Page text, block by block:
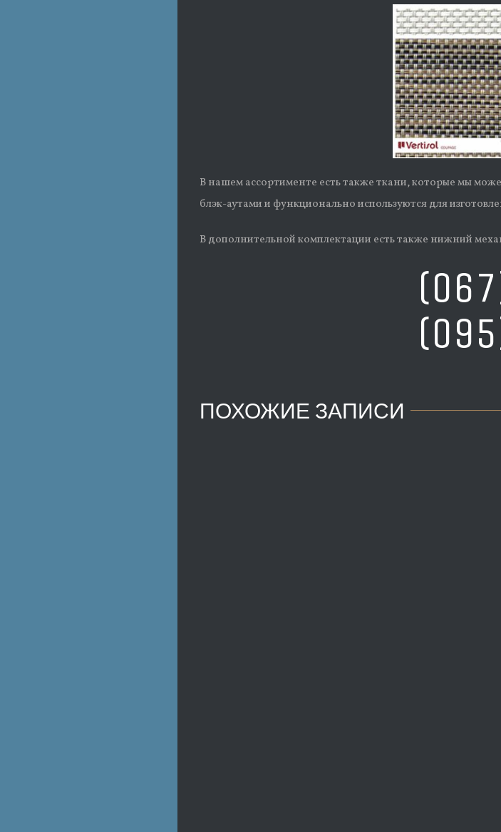
В нашем ассортименте есть также ткани, которые мы
блэк-аутами и функционально используются для
В дополнительной комплектации есть также нижний
ПОХОЖИЕ ЗАПИСИ